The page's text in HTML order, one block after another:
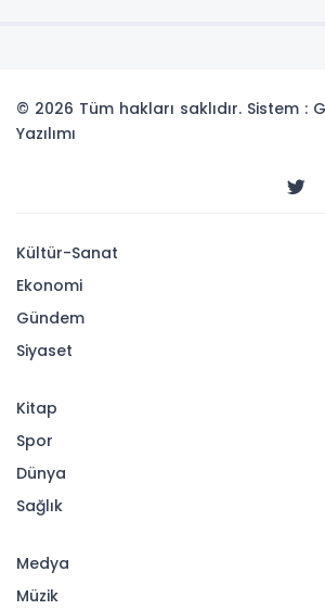
© 2026 Tüm hakları saklıdır. Sistem :
Yazılımı
Kültür-Sanat
Ekonomi
Gündem
Siyaset
Kitap
Spor
Dünya
Sağlık
Medya
Müzik